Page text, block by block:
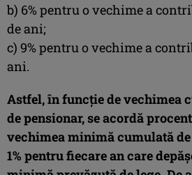
b) 6% pentru o vechime a
de ani;
c) 9% pentru o vechime a
ani.
Astfel, în funcție de vechimea
de pensionar, se acordă
vechimea minimă cumulată
1% pentru fiecare an care